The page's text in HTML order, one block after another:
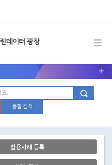
메뉴 열기
서브메뉴 열기
통합 검색
활용사례 등록